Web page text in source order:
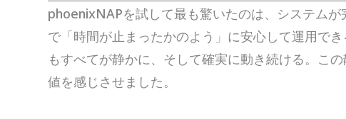
phoenixNAPを試して最も驚いたのは、システム
で「時間が止まったかのよう」に安心して運用で
もすべてが静かに、そして確実に動き続ける。こ
値を感じさせました。